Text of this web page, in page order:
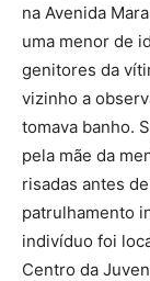
na Avenida
uma menor de
genitores da
vizinho a
tomava banho.
pela mãe da
risadas antes
patrulhamento
indivíduo foi
Centro da